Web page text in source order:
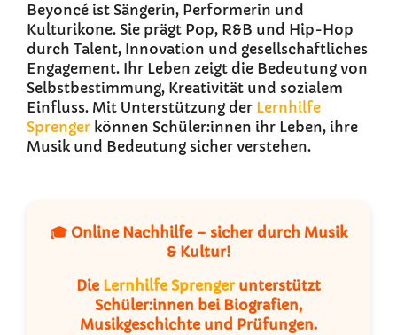
Beyoncé ist Sängerin, Performerin und
Kulturikone. Sie prägt Pop, R&B und Hip-Hop
durch Talent, Innovation und gesellschaftliches
Engagement. Ihr Leben zeigt die Bedeutung von
Selbstbestimmung, Kreativität und sozialem
Einfluss. Mit Unterstützung der Lernhilfe
Sprenger können Schüler:innen ihr Leben, ihre
Musik und Bedeutung sicher verstehen.
🎓 Online Nachhilfe – sicher durch Musik
& Kultur!
Die Lernhilfe Sprengerunterstützt
Schüler:innen bei Biografien,
Musikgeschichte und Prüfungen.